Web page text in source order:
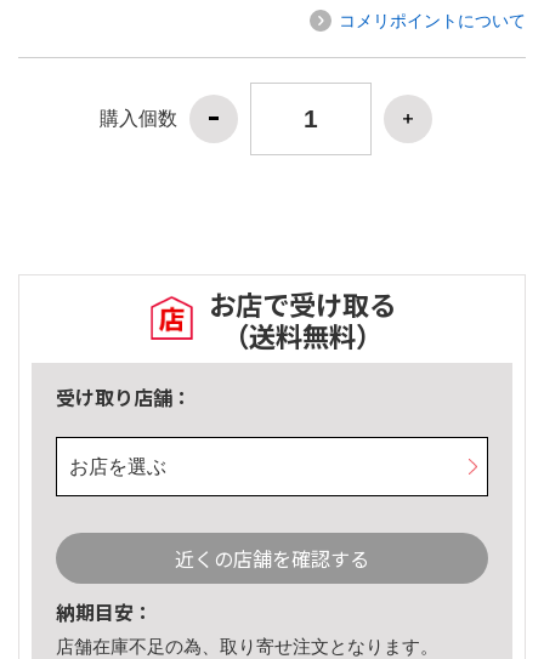
コメリポイントについて
購入個数
お店で受け取る
（送料無料）
受け取り店舗：
お店を選ぶ
近くの店舗を確認する
納期目安：
店舗在庫不足の為、取り寄せ注文となります。